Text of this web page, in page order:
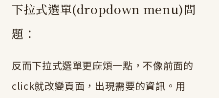
下拉式選單(dropdown menu)問
題：
反而下拉式選單更麻煩一點，不像前面的
click就改變頁面，出現需要的資訊。用